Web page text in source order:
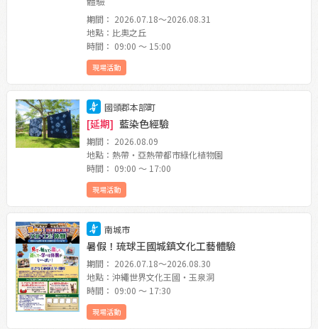
期間： 2026.07.18〜2026.08.31
地點：比奧之丘
時間： 09:00 〜 15:00
現場活動
國頭郡本部町
[延期] 藍染色經驗
期間： 2026.08.09
地點：熱帶・亞熱帶都市綠化植物園
時間： 09:00 〜 17:00
現場活動
南城市
暑假！琉球王國城鎮文化工藝體驗
期間： 2026.07.18〜2026.08.30
地點：沖繩世界文化王國・玉泉洞
時間： 09:00 〜 17:30
現場活動